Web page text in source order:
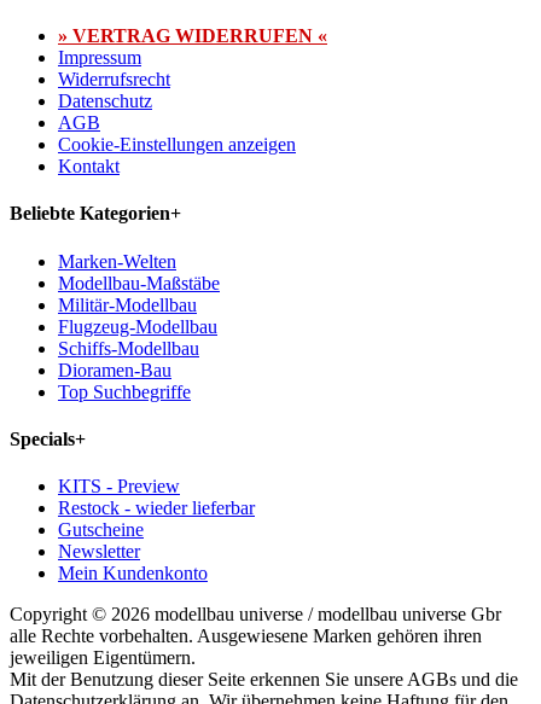
» VERTRAG WIDERRUFEN «
Impressum
Widerrufsrecht
Datenschutz
AGB
Cookie-Einstellungen anzeigen
Kontakt
Beliebte Kategorien+
Marken-Welten
Modellbau-Maßstäbe
Militär-Modellbau
Flugzeug-Modellbau
Schiffs-Modellbau
Dioramen-Bau
Top Suchbegriffe
Specials+
KITS - Preview
Restock - wieder lieferbar
Gutscheine
Newsletter
Mein Kundenkonto
Copyright © 2026 modellbau universe / modellbau universe Gbr
alle Rechte vorbehalten. Ausgewiesene Marken gehören ihren
jeweiligen Eigentümern.
Mit der Benutzung dieser Seite erkennen Sie unsere AGBs und die